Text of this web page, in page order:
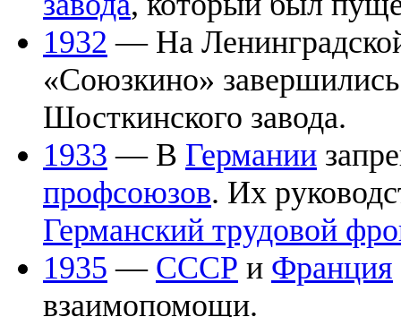
1932 — На
«Союзкино»
Шосткинского завода.
1933 — В Германии
профсоюзов. Их
Германский трудовой
1935 — СССР и Франция
взаимопомощи.